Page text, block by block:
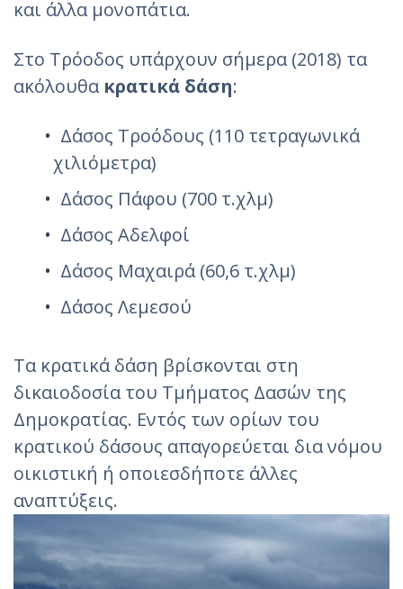
και άλλα μονοπάτια.
Στο Τρόοδος υπάρχουν σήμερα (2018) τα
ακόλουθα κρατικά δάση:
Δάσος Τροόδους (110 τετραγωνικά
χιλιόμετρα)
Δάσος Πάφου (700 τ.χλμ)
Δάσος Αδελφοί
Δάσος Μαχαιρά (60,6 τ.χλμ)
Δάσος Λεμεσού
Τα κρατικά δάση βρίσκονται στη
δικαιοδοσία του Τμήματος Δασών της
Δημοκρατίας. Εντός των ορίων του
κρατικού δάσους απαγορεύεται δια νόμου
οικιστική ή οποιεσδήποτε άλλες
αναπτύξεις.